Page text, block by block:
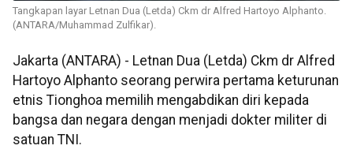
Tangkapan layar Letnan Dua (Letda) Ckm dr Alfred Hartoyo Alphanto.
(ANTARA/Muhammad Zulfikar).
Jakarta (ANTARA) - Letnan Dua (Letda) Ckm dr Alfred
Hartoyo Alphanto seorang perwira pertama keturunan
etnis Tionghoa memilih mengabdikan diri kepada
bangsa dan negara dengan menjadi dokter militer di
satuan TNI.